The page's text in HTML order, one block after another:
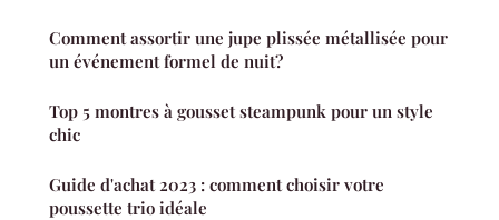
Comment assortir une jupe plissée métallisée pour
un événement formel de nuit?
Top 5 montres à gousset steampunk pour un style
chic
Guide d'achat 2023 : comment choisir votre
poussette trio idéale